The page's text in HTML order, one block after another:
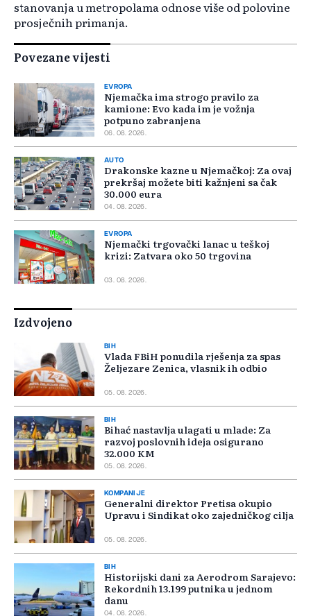
stanovanja u metropolama odnose više od polovine
prosječnih primanja.
Povezane vijesti
EVROPA
Njemačka ima strogo pravilo za
kamione: Evo kada im je vožnja
potpuno zabranjena
06. 08. 2026.
AUTO
Drakonske kazne u Njemačkoj: Za ovaj
prekršaj možete biti kažnjeni sa čak
30.000 eura
04. 08. 2026.
EVROPA
Njemački trgovački lanac u teškoj
krizi: Zatvara oko 50 trgovina
03. 08. 2026.
Izdvojeno
BIH
Vlada FBiH ponudila rješenja za spas
Željezare Zenica, vlasnik ih odbio
05. 08. 2026.
BIH
Bihać nastavlja ulagati u mlade: Za
razvoj poslovnih ideja osigurano
32.000 KM
05. 08. 2026.
KOMPANIJE
Generalni direktor Pretisa okupio
Upravu i Sindikat oko zajedničkog cilja
05. 08. 2026.
BIH
Historijski dani za Aerodrom Sarajevo:
Rekordnih 13.199 putnika u jednom
danu
04. 08. 2026.